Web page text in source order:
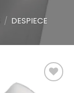
/ DESPIECE